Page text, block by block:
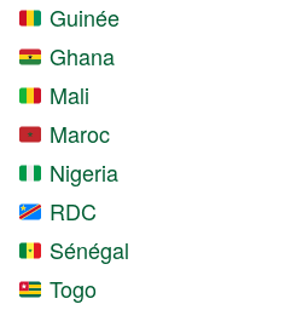
Guinée
Ghana
Mali
Maroc
Nigeria
RDC
Sénégal
Togo